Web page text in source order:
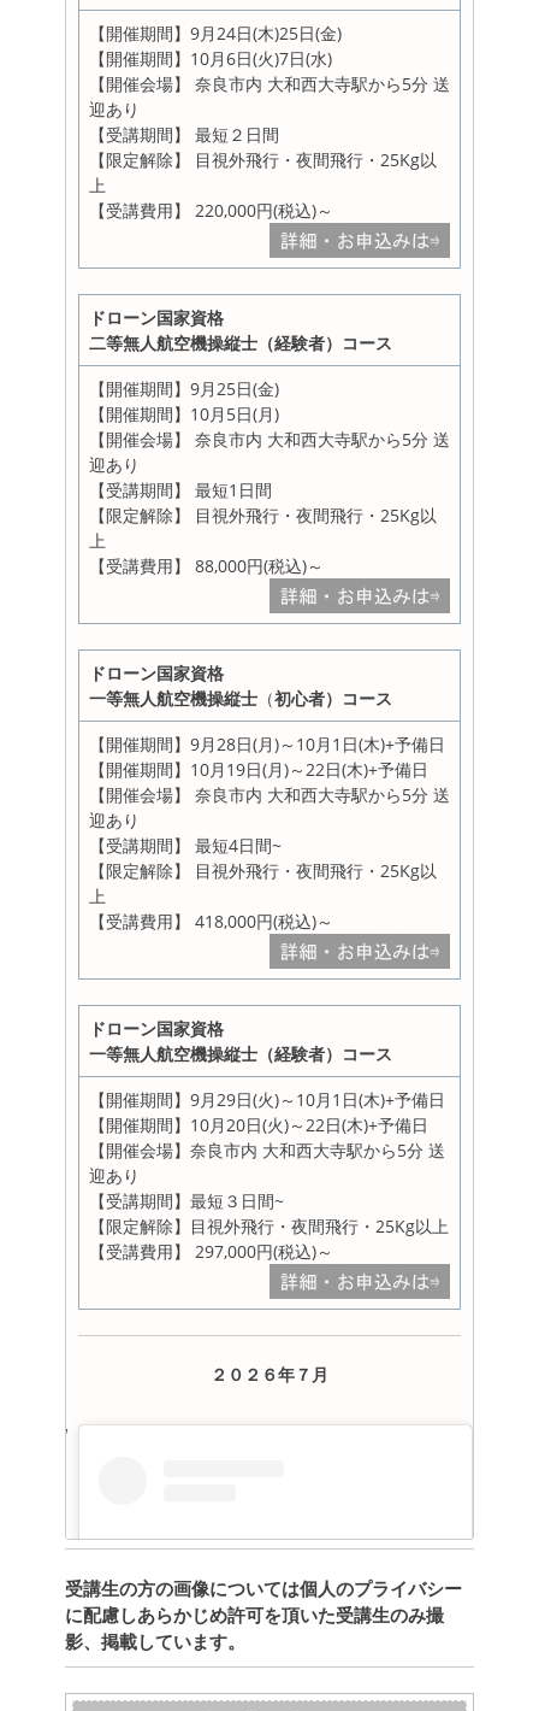
【開催期間】9月24日(木)25日(金)
【開催期間】10月6日(火)7日(水)
【開催会場】 奈良市内 大和西大寺駅から5分 送
迎あり
【受講期間】 最短２日間
【限定解除】 目視外飛行・夜間飛行・25Kg以
上
【受講費用】 220,000円(税込)～
ドローン国家資格
二等無人航空機操縦士（経験者）コース
【開催期間】9月25日(金)
【開催期間】10月5日(月)
【開催会場】 奈良市内 大和西大寺駅から5分 送
迎あり
【受講期間】 最短1日間
【限定解除】 目視外飛行・夜間飛行・25Kg以
上
【受講費用】 88,000円(税込)～
ドローン国家資格
一等無人航空機操縦士 （初心者）コース
【開催期間】9月28日(月)～10月1日(木)+予備日
【開催期間】10月19日(月)～22日(木)+予備日
【開催会場】 奈良市内 大和西大寺駅から5分 送
迎あり
【受講期間】 最短4日間~
【限定解除】 目視外飛行・夜間飛行・25Kg以
上
【受講費用】 418,000円(税込)～
ドローン国家資格
一等無人航空機操縦士（経験者）コース
【開催期間】9月29日(火)～10月1日(木)+予備日
【開催期間】10月20日(火)～22日(木)+予備日
【開催会場】奈良市内 大和西大寺駅から5分 送
迎あり
【受講期間】最短３日間~
【限定解除】目視外飛行・夜間飛行・25Kg以上
【受講費用】 297,000円(税込)～
２０２６年７月
受講生の方の画像については個人のプライバシー
に配慮しあらかじめ許可を頂いた受講生のみ撮
影、掲載しています。